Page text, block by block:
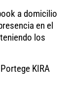
a domicilio
en el
los
KIRA